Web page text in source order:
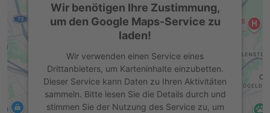
Wir benötigen Ihre Zustimmung,
um den Google Maps-Service zu
laden!
Wir verwenden einen Service eines
Drittanbieters, um Karteninhalte einzubetten.
Dieser Service kann Daten zu Ihren Aktivitäten
sammeln. Bitte lesen Sie die Details durch und
stimmen Sie der Nutzung des Service zu, um